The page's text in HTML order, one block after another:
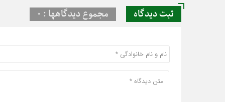
ثبت دیدگاه مجموع دیدگاهها : 0